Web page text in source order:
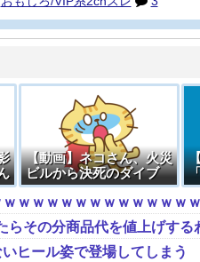
【動画】ネコさん、火災
ビルから決死のダイブ
その分商品代を値上げする
ヒール姿で登場してしまう